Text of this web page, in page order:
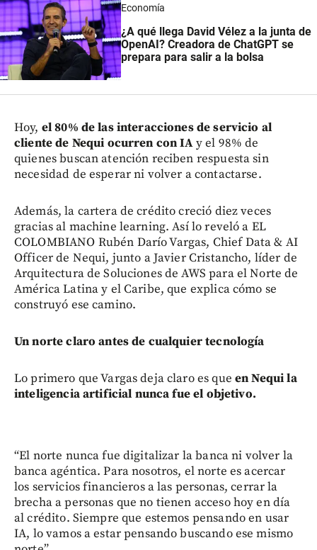
Economía
¿A qué llega David Vélez a la junta de
OpenAI? Creadora de ChatGPT se
prepara para salir a la bolsa
Hoy, el 80% de las interacciones de servicio al
cliente de Nequi ocurren con IAy el 98% de
quienes buscan atención reciben respuesta sin
necesidad de esperar ni volver a contactarse.
Además, la cartera de crédito creció diez veces
gracias al machine learning. Así lo reveló a EL
COLOMBIANO Rubén Darío Vargas, Chief Data & AI
Officer de Nequi, junto a Javier Cristancho, líder de
Arquitectura de Soluciones de AWS para el Norte de
América Latina y el Caribe, que explica cómo se
construyó ese camino.
Un norte claro antes de cualquier tecnología
Lo primero que Vargas deja claro es que en Nequi la
inteligencia artificial nunca fue el objetivo.
“El norte nunca fue digitalizar la banca ni volver la
banca agéntica. Para nosotros, el norte es acercar
los servicios financieros a las personas, cerrar la
brecha a personas que no tienen acceso hoy en día
al crédito. Siempre que estemos pensando en usar
IA, lo vamos a estar pensando buscando ese mismo